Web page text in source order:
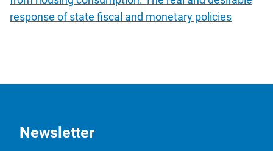
response of state fiscal and monetary policies
Newsletter